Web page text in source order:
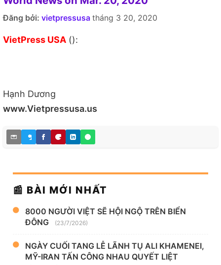
Đăng bởi: vietpressusa tháng 3 20, 2020
VietPress USA ():
Hạnh Dương
www.Vietpressusa.us
📰 BÀI MỚI NHẤT
8000 NGƯỜI VIỆT SẼ HỘI NGỘ TRÊN BIỂN
ĐÔNG
(23/7/2026)
NGÀY CUỐI TANG LỄ LÃNH TỤ ALI KHAMENEI,
MỸ-IRAN TẤN CÔNG NHAU QUYẾT LIỆT